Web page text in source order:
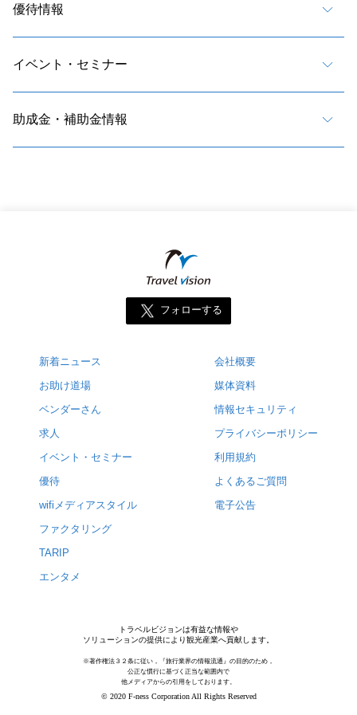
優待情報
イベント・セミナー
助成金・補助金情報
フォローする
新着ニュース
お助け道場
ベンダーさん
求人
イベント・セミナー
優待
wifiメディアスタイル
ファクタリング
TARIP
エンタメ
会社概要
媒体資料
情報セキュリティ
プライバシーポリシー
利用規約
よくあるご質問
電子公告
トラベルビジョンは有益な情報や
ソリューションの提供により観光産業へ貢献します。
※著作権法３２条に従い，『旅行業界の情報流通』の目的のため，
公正な慣行に基づく正当な範囲内で
他メディアからの引用をしております。
© 2020 F-ness Corporation All Rights Reserved